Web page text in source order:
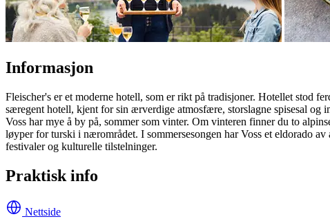
Informasjon
Fleischer's er et moderne hotell, som er rikt på tradisjoner. Hotellet stod
særegent hotell, kjent for sin ærverdige atmosfære, storslagne spisesal og
Voss har mye å by på, sommer som vinter. Om vinteren finner du to
løyper for turski i nærområdet. I sommersesongen har Voss et eldorado
festivaler og kulturelle tilstelninger.
Praktisk info
Nettside